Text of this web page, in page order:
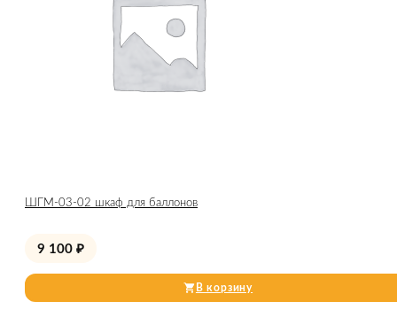
ШГМ-03-02 шкаф для баллонов
9 100 ₽
В корзину